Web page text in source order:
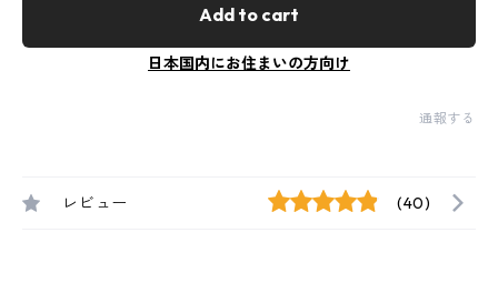
Add to cart
日本国内にお住まいの方向け
通報する
レビュー (40)